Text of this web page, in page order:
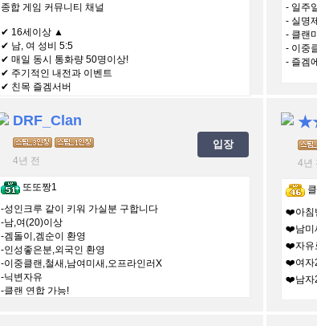
종합 게임 커뮤니티 채널
✔ 16세이상 ▲
✔ 남, 여 성비 5:5
✔ 매일 동시 통화량 50명이상!
✔ 주기적인 내전과 이벤트
✔ 친목 즐겜서버
- 일주
- 실명
- 클랜
- 이중
- 즐겜
DRF_Clan
4년 전
입장
또또짱1
-성인크루 같이 키워 가실분 구합니다
-남,여(20)이상
-겜돌이,겜순이 환영
-인성좋은분,외국인 환영
-이중클랜,철새,남여미새,오프라인러X
-닉변자유
-클랜 연합 가능!
4년
❤️아침
❤️남미
❤️자유
❤️여자
❤️남자